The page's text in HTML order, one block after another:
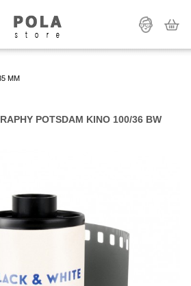
ММ
POTSDAM KINO 100/36 BW